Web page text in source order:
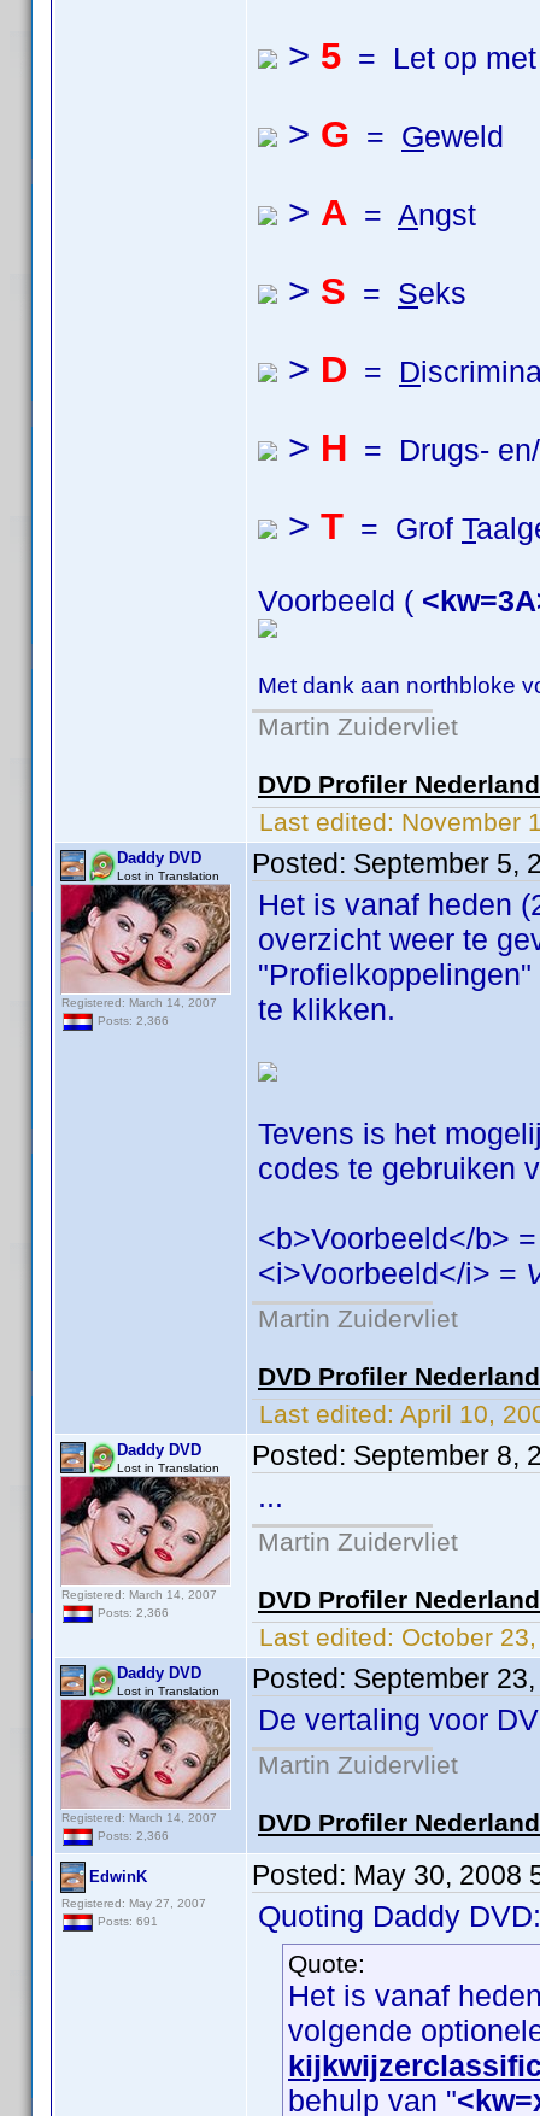
> 5 = Let op
> G = Geweld
> A = Angst
> S = Seks
> D = D
> H = Drugs-
> T = Grof T
Voorbeeld (
Met dank aan northbloke
Martin Zuidervliet
DVD Profiler
Last edited: November
Daddy DVD
Lost in Translation
Registered: March 14, 2007
Posts: 2,366
Posted: September 5,
Het is vanaf heden
overzicht weer te
te klikken.
Tevens is het
codes te gebruiken
<b>Voorbeeld</b>
<i>Voorbeeld</i> =
Martin Zuidervliet
DVD Profiler
Last edited: April 10,
Daddy DVD
Lost in Translation
Registered: March 14, 2007
Posts: 2,366
Posted: September 8,
...
Martin Zuidervliet
DVD Profiler
Last edited: October
Daddy DVD
Lost in Translation
Registered: March 14, 2007
Posts: 2,366
Posted: September
De vertaling voor
Martin Zuidervliet
DVD Profiler
EdwinK
Registered: May 27, 2007
Posts: 691
Posted: May 30, 2008
Quoting Daddy DVD:
Quote:
Het is vanaf
volgende
behulp van "